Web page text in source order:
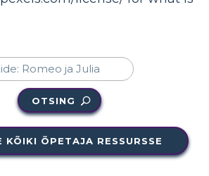
OTSING
KÕIKI ÕPETAJA RESSURSSE